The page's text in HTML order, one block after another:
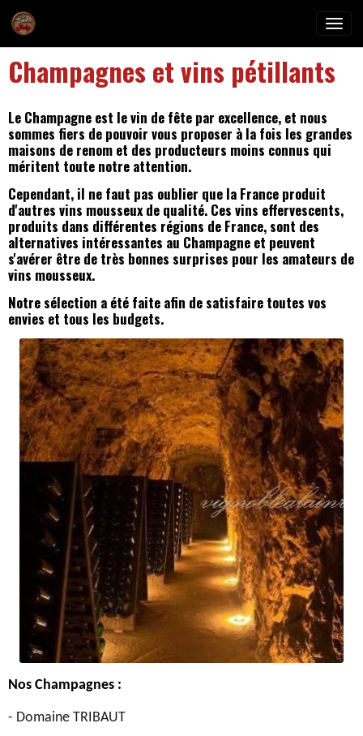
Champagnes et vins pétillants
Le Champagne est le vin de fête par excellence, et nous
sommes fiers de pouvoir vous proposer à la fois les grandes
maisons de renom et des producteurs moins connus qui
méritent toute notre attention.
Cependant, il ne faut pas oublier que la France produit
d'autres vins mousseux de qualité. Ces vins effervescents,
produits dans différentes régions de France, sont des
alternatives intéressantes au Champagne et peuvent
s'avérer être de très bonnes surprises pour les amateurs de
vins mousseux.
Notre sélection a été faite afin de satisfaire toutes vos
envies et tous les budgets.
Nos Champagnes :
- Domaine TRIBAUT